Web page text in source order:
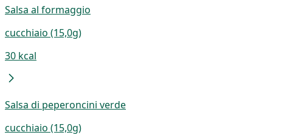
Salsa al formaggio
cucchiaio (15,0g)
30 kcal
Salsa di peperoncini verde
cucchiaio (15,0g)